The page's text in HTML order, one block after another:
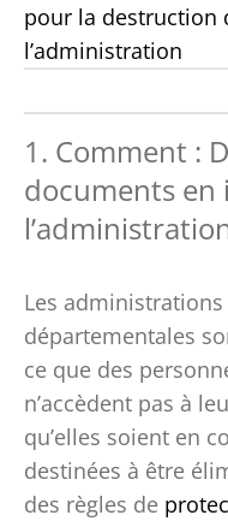
pour la destruction
l’administration
1. Comment :
documents en
Les
départementales
ce que des
n’accèdent pas à
qu’elles soient en
destinées à être
des règles de